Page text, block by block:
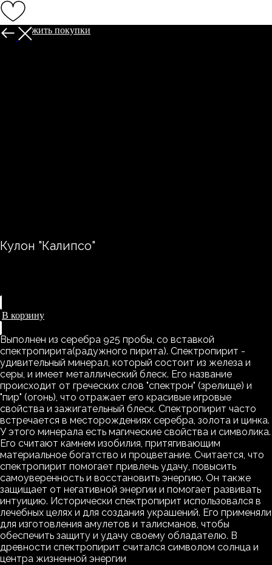
Продолжить покупки
Кулон "Калипсо"
В корзину
Выполнен из серебра 925 пробы, со вставкой
спектропирита(радужного пирита). Спектропирит -
удивительный минерал, который состоит из железа и
серы, и имеет металлический блеск. Его название
происходит от греческих слов "спектрон" (зрелище) и
"пир" (огонь), что отражает его красивые игровые
свойства и зажигательный блеск. Спектропирит часто
встречается в месторождениях серебра, золота и цинка.
У этого минерала есть магические свойства и символика.
Его считают камнем изобилия, притягивающим
материальное богатство и процветание. Считается, что
спектропирит помогает привлечь удачу, повысить
самоуверенность и восстановить энергию. Он также
защищает от негативной энергии и помогает развивать
интуицию. Исторически спектропирит использовался в
лечебных целях и для создания украшений. Его применяли
для изготовления амулетов и талисманов, чтобы
обеспечить защиту и удачу своему обладателю. В
древности спектропирит считался символом солнца и
центра жизненной энергии